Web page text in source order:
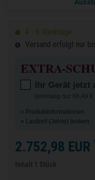
4 - 6 Werktage
Versand erfolgt nur
EXTRA-
Ihr Gerät jetzt
(einmalig nur 86,49 €
» Produktinformationen
» Laufzeit (Jahre) ändern
2.752,98 EUR
Inhalt 1 Stück